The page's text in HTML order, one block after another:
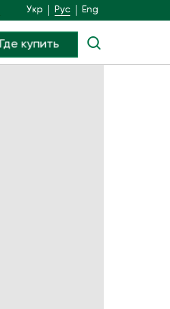
Укр Рус Eng
Где купить